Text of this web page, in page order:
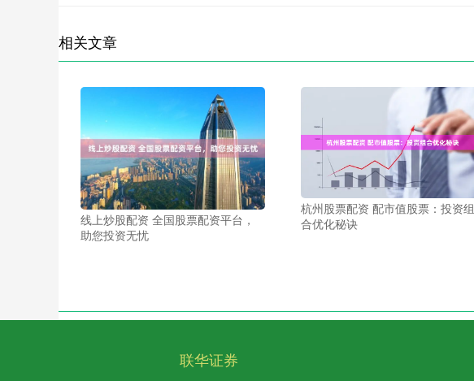
相关文章
线上炒股配资 全国股票配资平台，
助您投资无忧
杭州股票配资 配市值股票：投资组
合优化秘诀
联华证券